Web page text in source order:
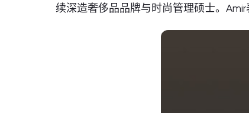
续深造奢侈品品牌与时尚管理硕士。